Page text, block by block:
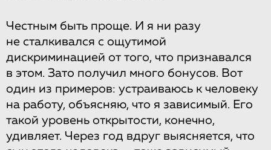
Честным быть проще. И я ни разу
не сталкивался с ощутимой
дискриминацией от того, что признавался
в этом. Зато получил много бонусов. Вот
один из примеров: устраиваюсь к человеку
на работу, объясняю, что я зависимый. Его
такой уровень открытости, конечно,
удивляет. Через год вдруг выясняется, что